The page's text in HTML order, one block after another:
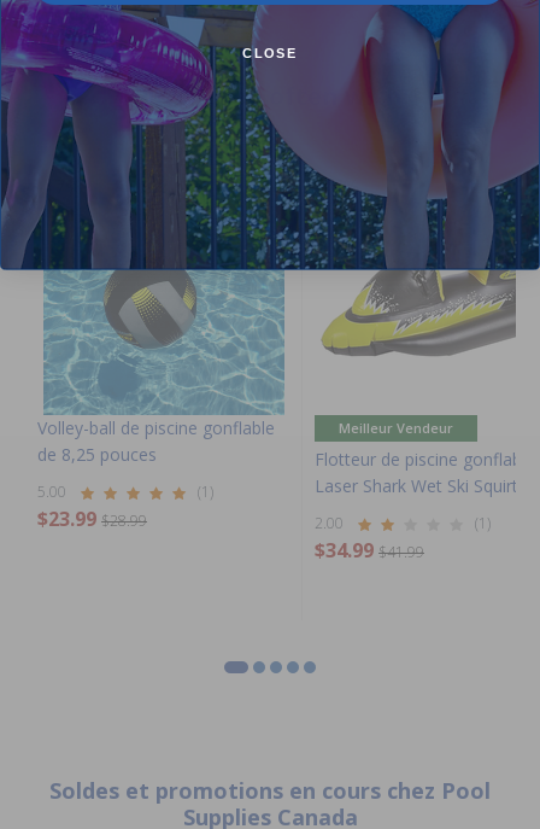
Purchased often with:
-17%
Volley-ball de piscine gonflable
de 8,25 pouces
5.00 (1)
$23.99 $28.99
-17%
Meilleur Vendeur
Flotteur de piscine gonflable
Laser Shark Wet Ski Squirter
2.00 (1)
$34.99 $41.99
Soldes et promotions en cours chez Pool
Supplies Canada
CLOSE